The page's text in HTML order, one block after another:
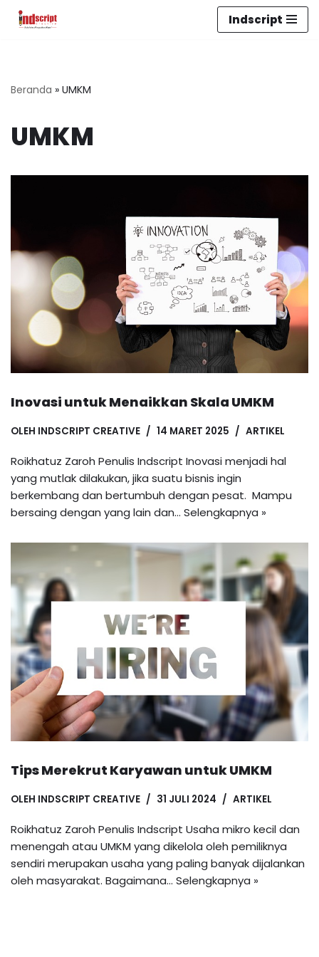
Indscript
Beranda » UMKM
UMKM
Inovasi untuk Menaikkan Skala UMKM
OLEH INDSCRIPT CREATIVE 14 MARET 2025 ARTIKEL
Roikhatuz Zaroh Penulis Indscript Inovasi menjadi hal
yang mutlak dilakukan, jika suatu bisnis ingin
berkembang dan bertumbuh dengan pesat. Mampu
bersaing dengan yang lain dan… Selengkapnya »
Tips Merekrut Karyawan untuk UMKM
OLEH INDSCRIPT CREATIVE 31 JULI 2024 ARTIKEL
Roikhatuz Zaroh Penulis Indscript Usaha mikro kecil dan
menengah atau UMKM yang dikelola oleh pemiliknya
sendiri merupakan usaha yang paling banyak dijalankan
oleh masyarakat. Bagaimana… Selengkapnya »